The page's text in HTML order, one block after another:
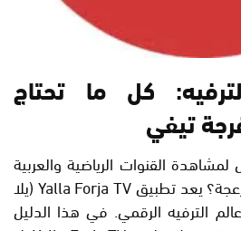
كل ما تحتاج
تيفي
القنوات الرياضية والعربية
دون تقطيع أو إعلانات مزعجة؟ يعد تطبيق Yalla Forja TV (يلا
الترفيه الرقمي. في هذا الدليل